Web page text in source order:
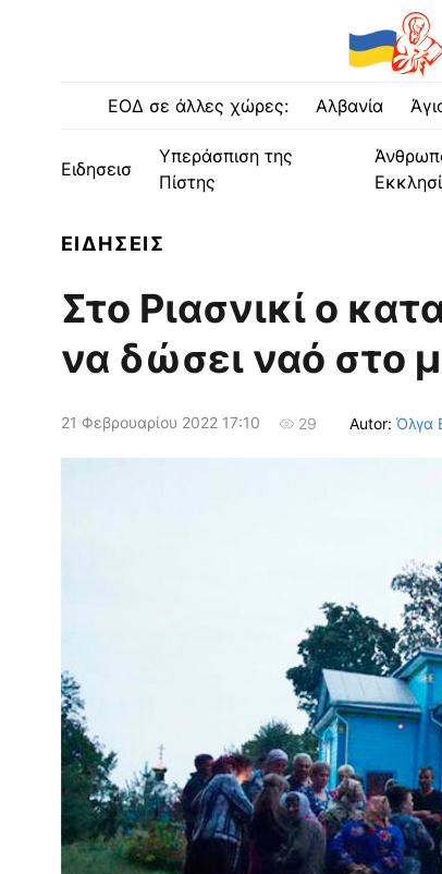
ΕΟΔ σε άλλες χώρες: Αλβανία
Ειδησεισ
Υπεράσπιση της
Πίστης
ΕΙΔΗΣΕΙΣ
Στο Ριασνικί ο
να δώσει ναό στο
21 Φεβρουαρίου 2022 17:10 29 Autor: Όλγα